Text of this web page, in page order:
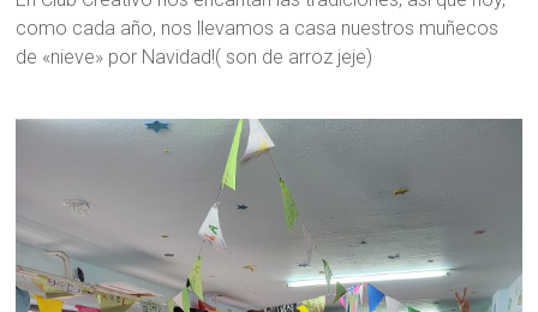
como cada año, nos llevamos a casa nuestros muñecos
de «nieve» por Navidad!( son de arroz jeje)